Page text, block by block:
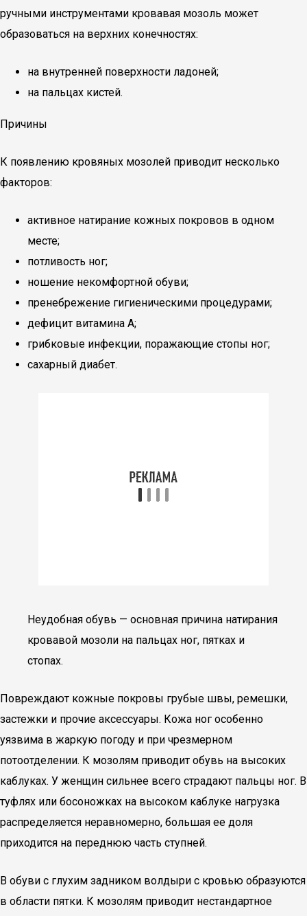
ручными инструментами кровавая мозоль может
образоваться на верхних конечностях:
на внутренней поверхности ладоней;
на пальцах кистей.
Причины
К появлению кровяных мозолей приводит несколько
факторов:
активное натирание кожных покровов в одном
месте;
потливость ног;
ношение некомфортной обуви;
пренебрежение гигиеническими процедурами;
дефицит витамина A;
грибковые инфекции, поражающие стопы ног;
сахарный диабет.
Неудобная обувь — основная причина натирания
кровавой мозоли на пальцах ног, пятках и
стопах.
Повреждают кожные покровы грубые швы, ремешки,
застежки и прочие аксессуары. Кожа ног особенно
уязвима в жаркую погоду и при чрезмерном
потоотделении. К мозолям приводит обувь на высоких
каблуках. У женщин сильнее всего страдают пальцы ног. В
туфлях или босоножках на высоком каблуке нагрузка
распределяется неравномерно, большая ее доля
приходится на переднюю часть ступней.
В обуви с глухим задником волдыри с кровью образуются
в области пятки. К мозолям приводит нестандартное